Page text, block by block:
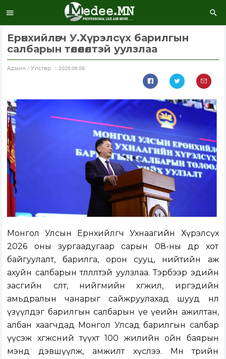
Ерөнхийлөгч У.Хүрэлсүх барилгын
салбарын төлөөлөлтэй уулзлаа
Aдмин / Улстөр 2026.06.09
Монгол Улсын Ерөнхийлөгч Ухнаагийн Хүрэлсүх
2026 оны зургаадугаар сарын 08-ны өдөр хот
байгуулалт, барилга, орон сууц, нийтийн аж
ахуйн салбарын төлөөлөлтэй уулзлаа. Тэрбээр эдийн
засгийн өсөлт, нийгмийн хөгжил, иргэдийн
амьдралын чанарыг сайжруулахад шууд нөлөө
үзүүлдэг барилгын салбарын үе үеийн ажилтан,
албан хаагчдад Монгол Улсад барилгын салбар
үүсэж хөгжсөний түүхт 100 жилийн ойн баярын
мэнд дэвшүүлж, амжилт хүслээ. Мөн төрийн